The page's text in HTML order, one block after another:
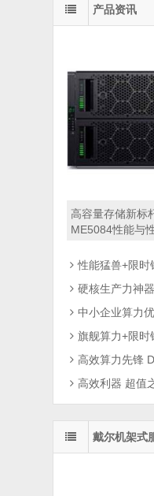
产品资讯
高容量存储新标
ME5084性能与
性能猛兽+限时钜惠！
硬核生产力神器！Dell
中小企业算力优选！
旗舰算力+限时钜惠！
高效算力先锋
高效利器 超值之选｜
戴尔机架式